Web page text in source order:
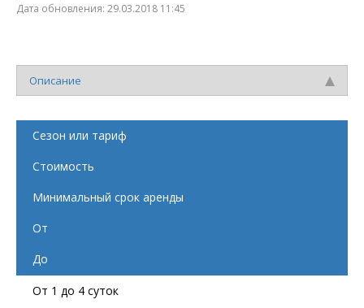
Дата обновления: 29.03.2018 11:45
Описание
Сезон или тариф
Стоимость
Минимальный срок аренды
От
До
От 1 до 4 суток